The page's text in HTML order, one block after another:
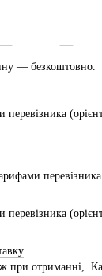
— безкоштовно.
перевізника
при отриманні,